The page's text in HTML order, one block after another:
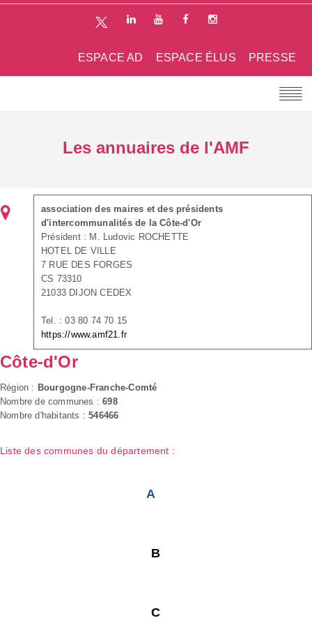
PRESSE
ESPACE ÉLUS
ESPACE AD
Les annuaires de l'AMF
association des maires et des présidents
d'intercommunalités de la Côte-d'Or
Président : M. Ludovic ROCHETTE
HOTEL DE VILLE
7 RUE DES FORGES
CS 73310
21033 DIJON CEDEX
Tel. : 03 80 74 70 15
https://www.amf21.fr
Côte-d'Or
Région : Bourgogne-Franche-Comté
Nombre de communes :698
Nombre d'habitants :546466
Liste des communes du département :
A
B
C